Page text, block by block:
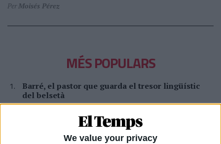
We value your privacy
PerMoisés Pérez
MÉS POPULARS
Barré, el pastor que guarda el tresor lingüístic
del belsetà
Qui és Ánchel Lois Saludas, el pastor que s'ha entestat a recopilar
totes les paraules del belsetà,